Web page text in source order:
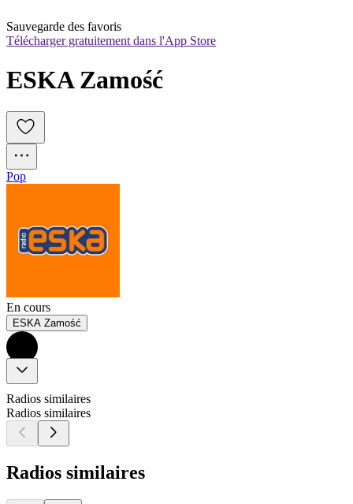
Sauvegarde des favoris
Télécharger gratuitement dans l'App Store
ESKA Zamość
Pop
En cours
ESKA Zamość
Radios similaires
Radios similaires
Radios similaires